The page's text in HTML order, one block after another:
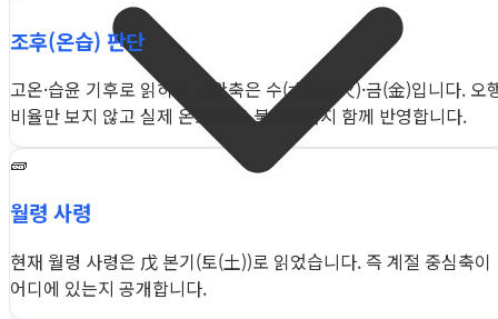
조후(온습) 판단
고온·습윤 기후로 읽히며 보완축은 수(水)·화(火)·금(金)입니다. 오
비율만 보지 않고 실제 온도·습도 불균형까지 함께 반영합니다.
🧱
월령 사령
현재 월령 사령은 戊 본기(토(土))로 읽었습니다. 즉 계절 중심축이
어디에 있는지 공개합니다.